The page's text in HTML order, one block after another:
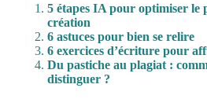
5 étapes IA pour optimiser le
création
6 astuces pour bien se relire
6 exercices d’écriture pour
Du pastiche au plagiat :
distinguer ?